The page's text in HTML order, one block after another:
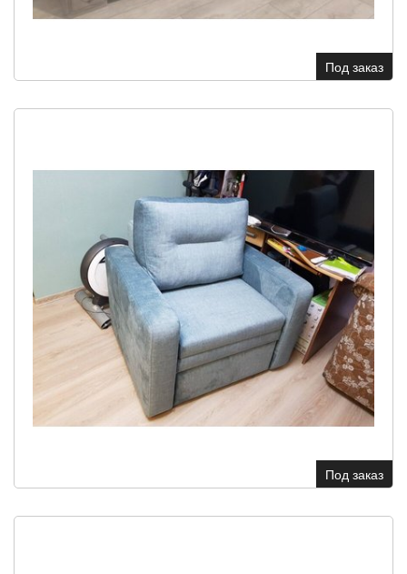
Под заказ
Под заказ